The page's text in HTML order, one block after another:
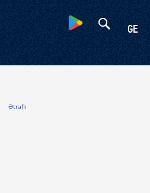
GE
Ətraflı